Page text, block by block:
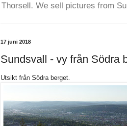
Thorsell. We sell pictures from
17 juni 2018
Sundsvall - vy från Södra
Utsikt från Södra berget.